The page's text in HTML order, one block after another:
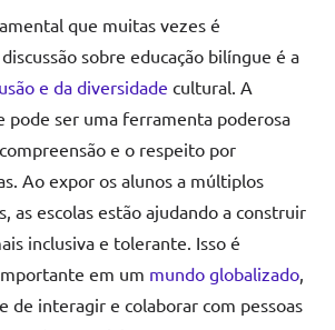
que muitas vezes é
sobre educação bilíngue é a
e da diversidade cultural. A
pode ser uma ferramenta poderosa
e o respeito por
Ao expor os alunos a múltiplos
as escolas estão ajudando a construir
inclusiva e tolerante. Isso é
em um mundo globalizado,
de interagir e colaborar com pessoas